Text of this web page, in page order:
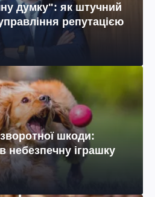
думку": як штучний
репутацією
шкоди:
небезпечну іграшку